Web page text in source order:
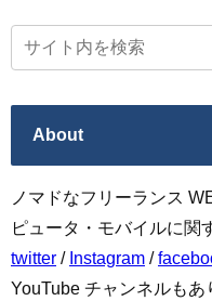
About
ノマドなフリーランス
ピュータ・モバイルに関
twitter / Instagram /
YouTube チャンネルもあ